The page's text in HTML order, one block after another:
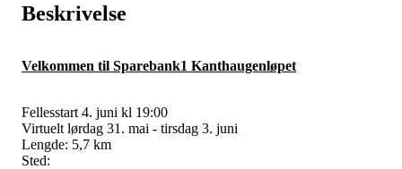
Beskrivelse
Velkommen til Sparebank1 Kanthaugenløpet
Fellesstart 4. juni kl 19:00
Virtuelt lørdag 31. mai - tirsdag 3. juni
Lengde: 5,7 km
Sted: